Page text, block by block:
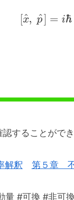
[x
^, p
^] = iħ
することができ
解釈 第５章
#可換 #非可